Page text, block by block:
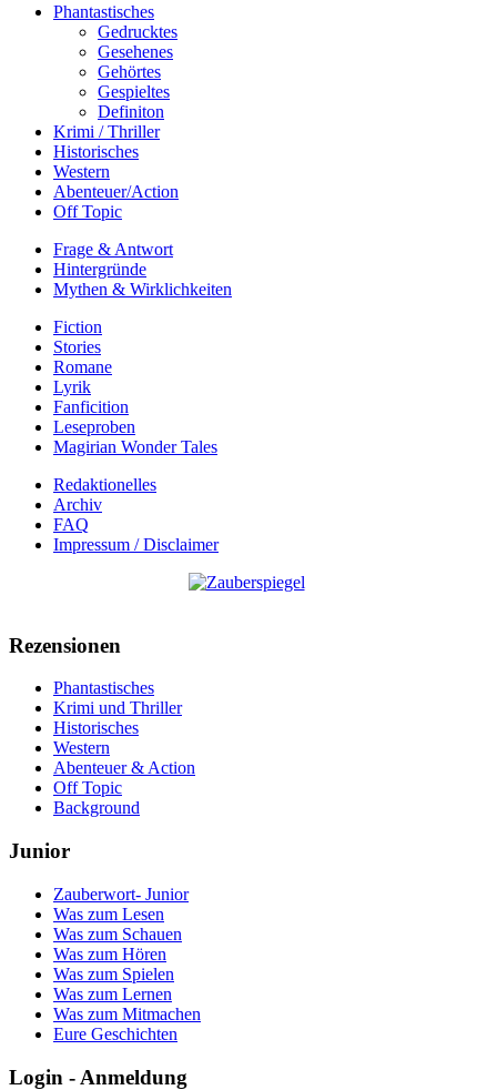
Phantastisches
Gedrucktes
Gesehenes
Gehörtes
Gespieltes
Definiton
Krimi / Thriller
Historisches
Western
Abenteuer/Action
Off Topic
Frage & Antwort
Hintergründe
Mythen & Wirklichkeiten
Fiction
Stories
Romane
Lyrik
Fanficition
Leseproben
Magirian Wonder Tales
Redaktionelles
Archiv
FAQ
Impressum / Disclaimer
Rezensionen
Phantastisches
Krimi und Thriller
Historisches
Western
Abenteuer & Action
Off Topic
Background
Junior
Zauberwort- Junior
Was zum Lesen
Was zum Schauen
Was zum Hören
Was zum Spielen
Was zum Lernen
Was zum Mitmachen
Eure Geschichten
Login - Anmeldung